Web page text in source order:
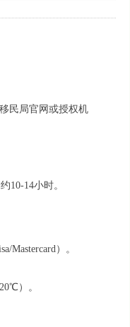
民局官网或授权机
10-14小时。
）。
）。